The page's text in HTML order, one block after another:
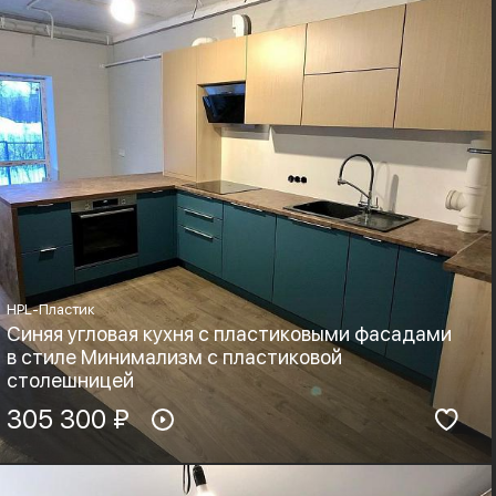
HPL-Пластик
Синяя угловая кухня с пластиковыми фасадами
в стиле Минимализм с пластиковой
столешницей
Материал фасадов: Материал столешницы:
305 300 ₽